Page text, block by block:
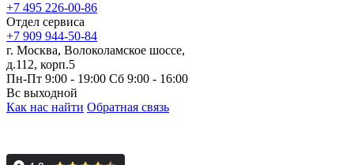
+7 495 226-00-86
Отдел сервиса
+7 909 944-50-84
г. Москва, Волоколамское шоссе,
д.112, корп.5
Пн-Пт 9:00 - 19:00 Сб 9:00 - 16:00
Вс выходной
Как нас найти Обратная связь